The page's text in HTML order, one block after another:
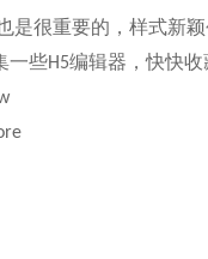
是很重要的，样式新
一些H5编辑器，快快收